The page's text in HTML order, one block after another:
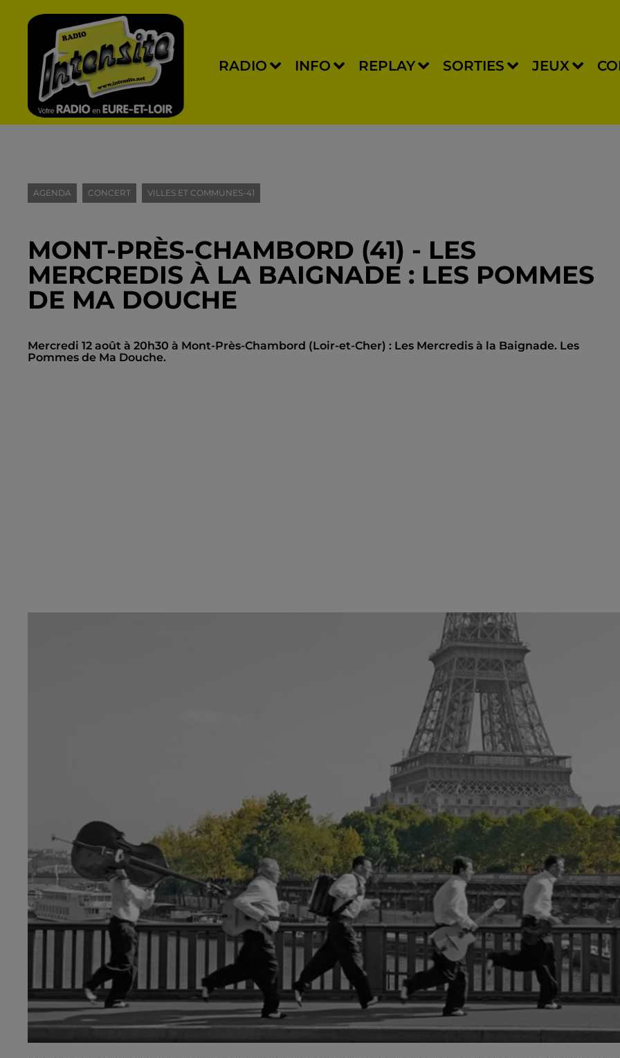
RADIO INFO REPLAY SORTIES JEUX
AGENDA CONCERT VILLES ET COMMUNES-41
MONT-PRÈS-CHAMBORD (41) - LES
MERCREDIS À LA BAIGNADE : LES POMMES
DE MA DOUCHE
Mercredi 12 août à 20h30 à Mont-Près-Chambord (Loir-et-Cher) : Les Mercredis à la Baignade. Les
Pommes de Ma Douche.